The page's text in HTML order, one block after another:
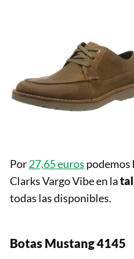
Por27,65 euros podemos
Clarks Vargo Vibe en la
todas las disponibles.
Botas Mustang 4145